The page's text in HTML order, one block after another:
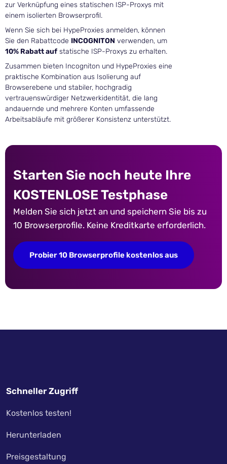
zur Verknüpfung eines statischen ISP-Proxys mit
einem isolierten Browserprofil.
Wenn Sie sich bei HypeProxies anmelden, können
Sie den Rabattcode INCOGNITON verwenden, um
10% Rabatt auf statische ISP-Proxys zu erhalten.
Zusammen bieten Incogniton und HypeProxies eine
praktische Kombination aus Isolierung auf
Browserebene und stabiler, hochgradig
vertrauenswürdiger Netzwerkidentität, die lang
andauernde und mehrere Konten umfassende
Arbeitsabläufe mit größerer Konsistenz unterstützt.
Starten Sie noch heute Ihre
KOSTENLOSE Testphase
Melden Sie sich jetzt an und speichern Sie bis zu
10 Browserprofile. Keine Kreditkarte erforderlich.
Probier 10 Browserprofile kostenlos aus
Schneller Zugriff
Kostenlos testen!
Herunterladen
Preisgestaltung